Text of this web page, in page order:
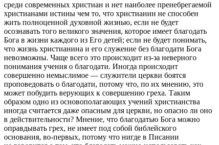
среди современных христиан и нет наиболее пренебрегаемой
христианами истины чем то, что христианин не способен
жить полноценной духовной жизнью, если не будет
осознавать того великого значения, которое имеет благодать
Бога в жизни каждого из Его детей; если не будет понимать,
что жизнь христианина и его служение без благодати Бога
невозможны. Чаще всего это происходит из-за неверного
понимания учения о благодати. Иногда происходит
совершенно немыслимое — служители церкви боятся
проповедовать о благодати, потому что, по их мнению, это
может побудить верующих к совершению греха. Таким
образом одно из основополагающих учений христианства
иногда считается даже опасным для церкви, но опасно ли оно
в действительности? Мнение, что благодатью Бога можно
оправдывать грех, не имеет под собой библейского
основания, во-первых, потому что нигде в Писании